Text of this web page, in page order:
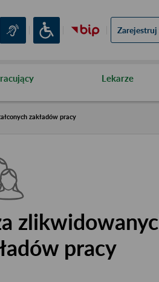
Zarejestruj
Lekarze
zakładów pracy
pracy